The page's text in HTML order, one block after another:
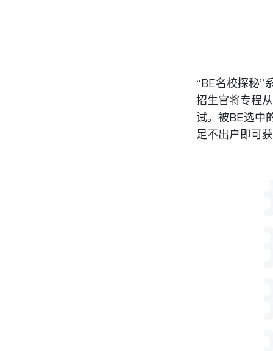
“BE名校探秘”
招生官将专程
试。被BE选中
足不出户即可